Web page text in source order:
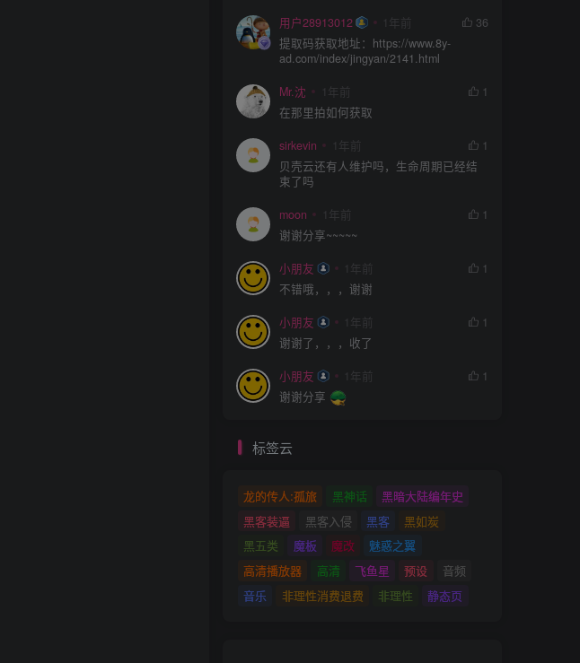
用户28913012 1年前
36
提取码获取地址：https://www.8y-
ad.com/index/jingyan/2141.html
Mr.沈 1年前
1
在那里拍如何获取
sirkevin 1年前
1
贝壳云还有人维护吗，生命周期已经结
束了吗
moon 1年前
1
谢谢分享~~~~~
小朋友 1年前
1
不错哦，，，谢谢
小朋友 1年前
1
谢谢了，，，收了
小朋友 1年前
1
谢谢分享
标签云
龙的传人:孤旅 黑神话
黑暗大陆编年史
黑客装逼
黑客入侵 黑客
黑如炭
黑五类
魔板 魔改
魅惑之翼
高清播放器
高清 飞鱼星 预设
音频
音乐
非理性消费退费 非理性 静态页